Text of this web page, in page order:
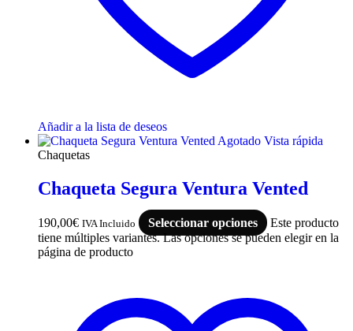
Añadir a la lista de deseos
Agotado Vista rápida
Chaquetas
Chaqueta Segura Ventura Vented
190,00€ IVA Incluido Seleccionar opciones
Este producto
tiene múltiples variantes. Las opciones se pueden elegir en la
página de producto